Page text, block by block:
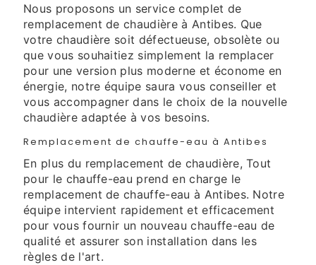
Nous proposons un service complet de
remplacement de chaudière à Antibes. Que
votre chaudière soit défectueuse, obsolète ou
que vous souhaitiez simplement la remplacer
pour une version plus moderne et économe en
énergie, notre équipe saura vous conseiller et
vous accompagner dans le choix de la nouvelle
chaudière adaptée à vos besoins.
Remplacement de chauffe-eau à Antibes
En plus du remplacement de chaudière, Tout
pour le chauffe-eau prend en charge le
remplacement de chauffe-eau à Antibes. Notre
équipe intervient rapidement et efficacement
pour vous fournir un nouveau chauffe-eau de
qualité et assurer son installation dans les
règles de l'art.